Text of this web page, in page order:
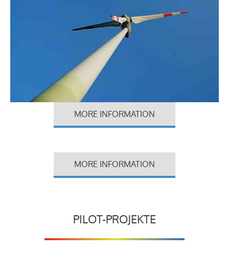
MORE INFORMATION
MORE INFORMATION
PILOT-PROJEKTE